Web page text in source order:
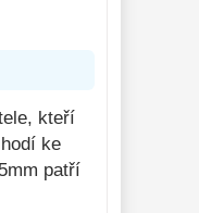
kteří
ke
patří